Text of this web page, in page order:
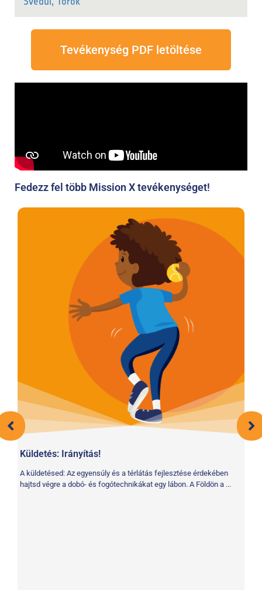
Tevékenység PDF letöltése
Fedezz fel több Mission X tevékenységet!
Küldetés: Irányítás!
A küldetésed: Az egyensúly és a térlátás fejlesztése érdekében
hajtsd végre a dobó- és fogótechnikákat egy lábon. A Földön a ...
a